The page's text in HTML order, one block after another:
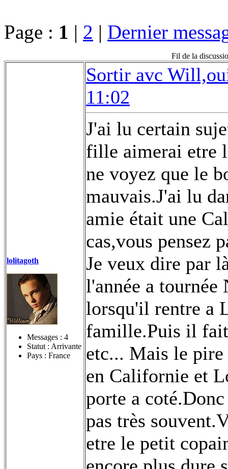
Page : 1 | 2 | Dernier
Fil de la
lolitagoth
Messages : 4
Statut : Arrivante
Pays : France
Sortir avc
11:02
J'ai lu certain
fille aimerai etre
ne voyez que le
mauvais.J'ai lu
amie était une
cas,vous pensez
Je veux dire par
l'année a tournée
lorsqu'il rentre a
famille.Puis il fait
etc... Mais le
en Californie et
porte a
pas très
etre le petit